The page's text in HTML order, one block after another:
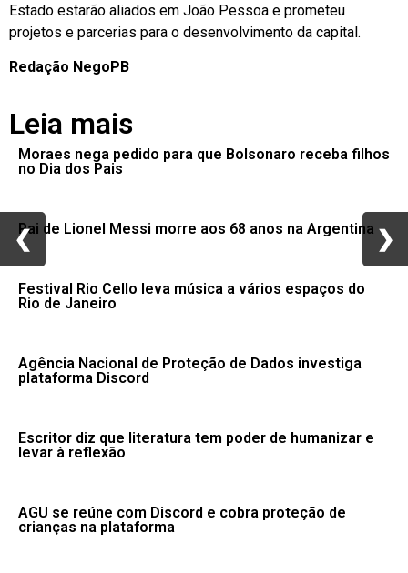
Estado estarão aliados em João Pessoa e prometeu
projetos e parcerias para o desenvolvimento da capital.
Redação NegoPB
Leia mais
Moraes nega pedido para que Bolsonaro receba filhos
no Dia dos Pais
Pai de Lionel Messi morre aos 68 anos na Argentina
Festival Rio Cello leva música a vários espaços do
Rio de Janeiro
Agência Nacional de Proteção de Dados investiga
plataforma Discord
Escritor diz que literatura tem poder de humanizar e
levar à reflexão
AGU se reúne com Discord e cobra proteção de
crianças na plataforma
❮ ❯
❮ ❯